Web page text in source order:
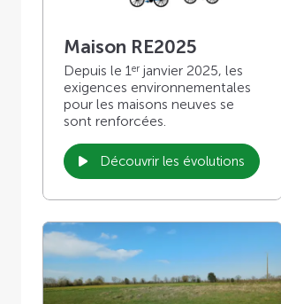
Maison RE2025
Depuis le 1 er janvier 2025, les
exigences environnementales
pour les maisons neuves se
sont renforcées.
Découvrir les évolutions